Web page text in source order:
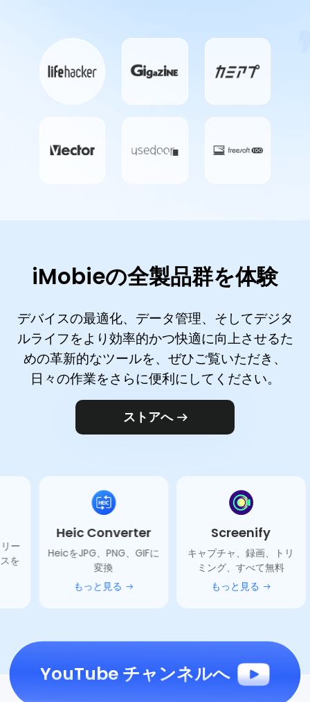
iMobieの全製品群を体験
デバイスの最適化、データ管理、そしてデジタ
ルライフをより効率的かつ快適に向上させるた
めの革新的なツールを、ぜひご覧いただき、
日々の作業をさらに便利にしてください。
ストアへ
Heic Converter
をJPG、PNG、GIFに
Screenify
キャプチャ、録画、トリ
ミング、すべて無料
M1で
YouTube チャンネルへ